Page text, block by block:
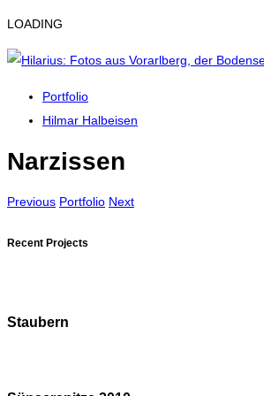
LOADING
Portfolio
Hilmar Halbeisen
Narzissen
Previous Portfolio Next
Recent Projects
Staubern